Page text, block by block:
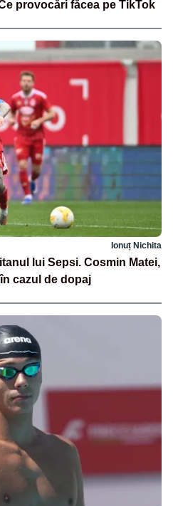
provocări făcea pe TikTok
Ionuț Nichita
lui Sepsi. Cosmin Matei,
cazul de dopaj